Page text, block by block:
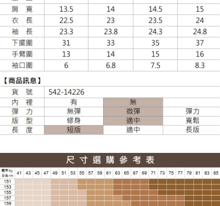
大嘴鳥宅配通
每筆NT$100，滿NT$988(含以上)免運費
貨到付款
每筆NT$120